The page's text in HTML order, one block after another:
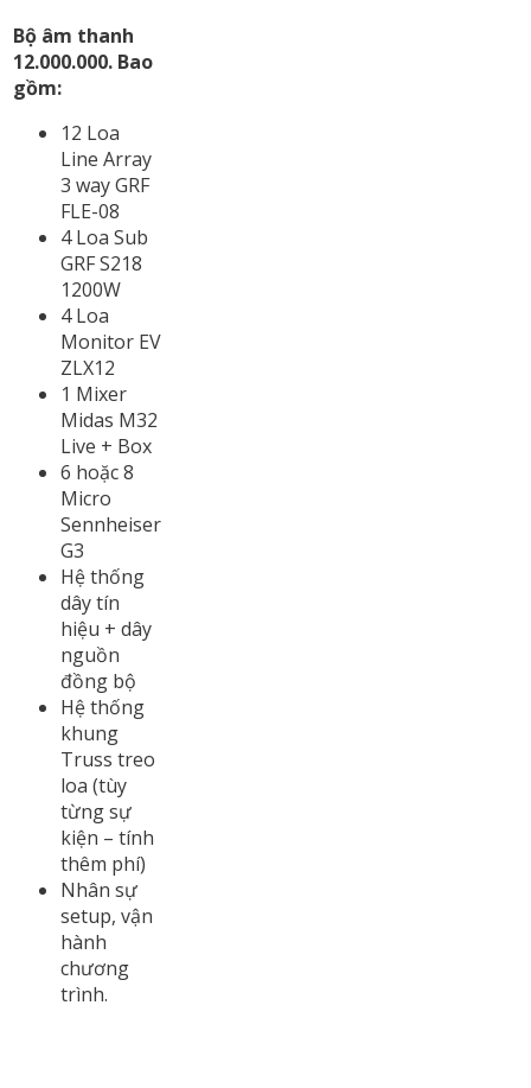
Bộ âm thanh
12.000.000. Bao
gồm:
12 Loa
Line Array
3 way GRF
FLE-08
4 Loa Sub
GRF S218
1200W
4 Loa
Monitor EV
ZLX12
1 Mixer
Midas M32
Live + Box
6 hoặc 8
Micro
Sennheiser
G3
Hệ thống
dây tín
hiệu + dây
nguồn
đồng bộ
Hệ thống
khung
Truss treo
loa (tùy
từng sự
kiện – tính
thêm phí)
Nhân sự
setup, vận
hành
chương
trình.